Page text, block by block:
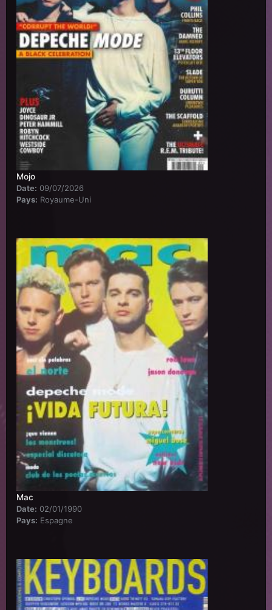
Mojo
Date: 09/07/2026
Pays: Royaume-Uni
Mac
Date: 02/01/1990
Pays: Espagne